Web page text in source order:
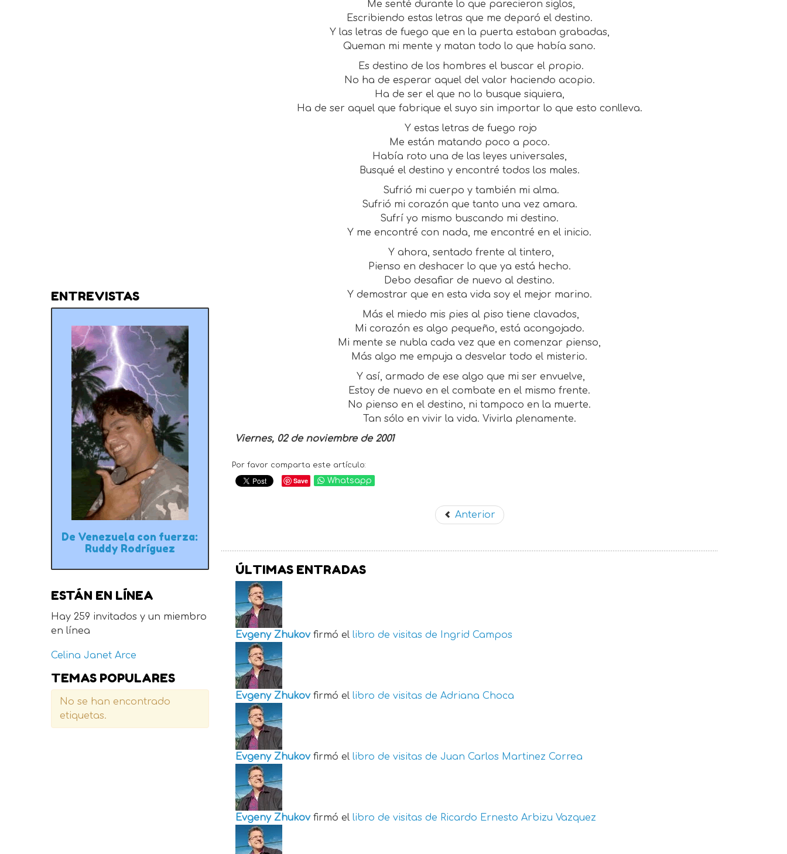
Me senté durante lo que parecieron siglos,
Escribiendo estas letras que me deparó el destino.
Y las letras de fuego que en la puerta estaban grabadas,
Queman mi mente y matan todo lo que había sano.
Es destino de los hombres el buscar el propio.
No ha de esperar aquel del valor haciendo acopio.
Ha de ser el que no lo busque siquiera,
Ha de ser aquel que fabrique el suyo sin importar lo que esto conlleva.
Y estas letras de fuego rojo
Me están matando poco a poco.
Había roto una de las leyes universales,
Busqué el destino y encontré todos los males.
Sufrió mi cuerpo y también mi alma.
Sufrió mi corazón que tanto una vez amara.
Sufrí yo mismo buscando mi destino.
Y me encontré con nada, me encontré en el inicio.
Y ahora, sentado frente al tintero,
Pienso en deshacer lo que ya está hecho.
Debo desafiar de nuevo al destino.
Y demostrar que en esta vida soy el mejor marino.
Más el miedo mis pies al piso tiene clavados,
Mi corazón es algo pequeño, está acongojado.
Mi mente se nubla cada vez que en comenzar pienso,
Más algo me empuja a desvelar todo el misterio.
Y así, armado de ese algo que mi ser envuelve,
Estoy de nuevo en el combate en el mismo frente.
No pienso en el destino, ni tampoco en la muerte.
Tan sólo en vivir la vida. Vivirla plenamente.
Viernes, 02 de noviembre de 2001
Por favor comparta este artículo:
Save Whatsapp
Anterior
ÚLTIMAS ENTRADAS
Evgeny Zhukov firmó el libro de visitas de Ingrid Campos
Evgeny Zhukov firmó el libro de visitas de Adriana Choca
Evgeny Zhukov firmó el libro de visitas de Juan Carlos Martinez Correa
Evgeny Zhukov firmó el libro de visitas de Ricardo Ernesto Arbizu Vazquez
ENTREVISTAS
De Venezuela con fuerza:
Ruddy Rodríguez
ESTÁN EN LÍNEA
Hay 259 invitados y un miembro
en línea
Celina Janet Arce
TEMAS POPULARES
No se han encontrado
etiquetas.